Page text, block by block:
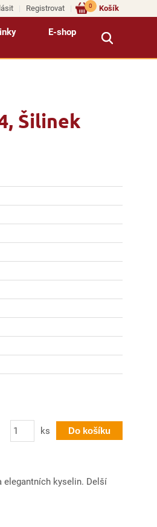
Registrovat Košík
0
E-shop
Šilinek
Počet ks Do košíku
elegantních kyselin. Delší